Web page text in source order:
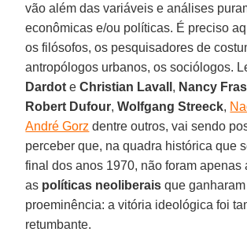
vão além das variáveis e análises
econômicas e/ou políticas. É preciso
os filósofos, os pesquisadores de
antropólogos urbanos, os sociólogos.
Dardot eChristian Lavall , Nancy
Robert Dufour,Wolfgang Streeck,
André Gorz dentre outros, vai sendo
perceber que, na quadra histórica que
final dos anos 1970, não foram apenas
as políticas neoliberais que ganharam
proeminência: a vitória ideológica foi
retumbante.